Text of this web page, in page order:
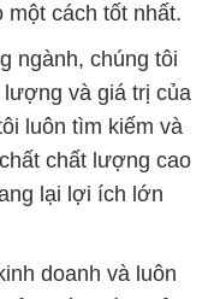
một cách tốt nhất.
ngành, chúng tôi
lượng và giá trị của
luôn tìm kiếm và
chất lượng cao
lại lợi ích lớn
doanh và luôn